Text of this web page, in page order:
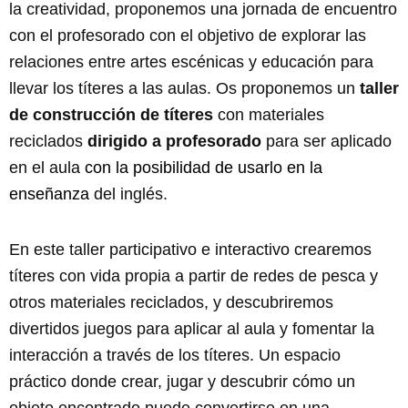
la creatividad, proponemos una jornada de encuentro
con el profesorado con el objetivo de explorar las
relaciones entre artes escénicas y educación para
llevar los títeres a las aulas. Os proponemos un taller
de construcción de títeres con materiales
reciclados dirigido a profesorado para ser aplicado
en el aula con la posibilidad de usarlo en la
enseñanza del inglés.
En este taller participativo e interactivo crearemos
títeres con vida propia a partir de redes de pesca y
otros materiales reciclados, y descubriremos
divertidos juegos para aplicar al aula y fomentar la
interacción a través de los títeres. Un espacio
práctico donde crear, jugar y descubrir cómo un